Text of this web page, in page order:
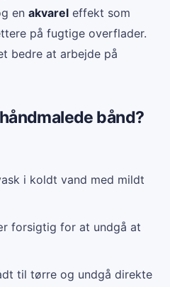
en akvarel effekt som
på fugtige overflader.
bedre at arbejde på
bånd?
i koldt vand med mildt
forsigtig for at undgå at
til tørre og undgå direkte